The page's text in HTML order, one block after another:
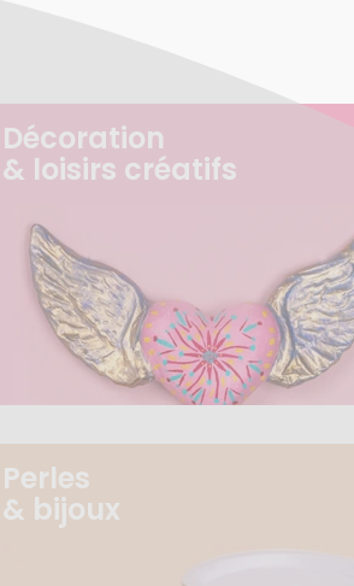
Décoration
& loisirs créatifs
Perles
& bijoux